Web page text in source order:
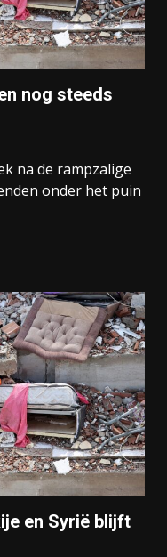
nog steeds
na de rampzalige
onder het puin
en Syrië blijft